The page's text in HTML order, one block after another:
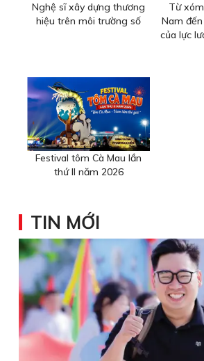
Nghệ sĩ xây dựng thương
hiệu trên môi trường số
Từ
Nam
của lực
Festival tôm Cà Mau lần
thứ II năm 2026
TIN MỚI